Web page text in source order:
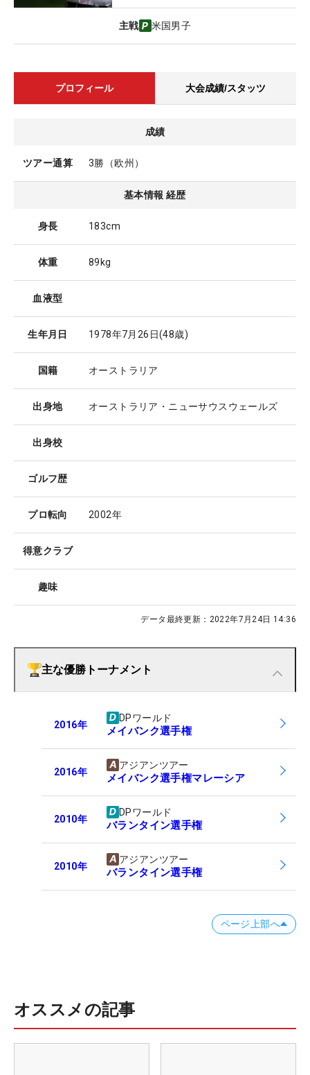
主戦 米国男子
プロフィール 大会成績/スタッツ
成績
ツアー通算 3勝（欧州）
基本情報 経歴
身長 183cm
体重 89kg
血液型
生年月日 1978年7月26日(48歳)
国籍 オーストラリア
出身地 オーストラリア・ニューサウスウェールズ
出身校
ゴルフ歴
プロ転向 2002年
得意クラブ
趣味
データ最終更新： 2022年7月24日 14:36
主な優勝トーナメント
2016年
DPワールド
メイバンク選手権
2016年
アジアンツアー
メイバンク選手権マレーシア
2010年
DPワールド
バランタイン選手権
2010年
アジアンツアー
バランタイン選手権
ページ上部へ
オススメの記事